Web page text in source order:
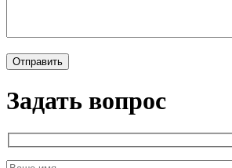
Задать вопрос